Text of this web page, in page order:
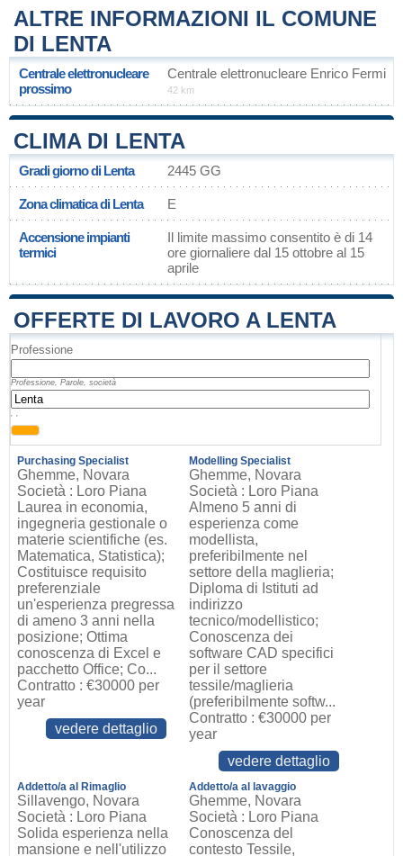
ALTRE INFORMAZIONI IL COMUNE
DI LENTA
Centrale elettronucleare
prossimo
Centrale elettronucleare Enrico Fermi
42 km
CLIMA DI LENTA
Gradi giorno di Lenta 2445 GG
Zona climatica di Lenta E
Accensione impianti
termici
Il limite massimo consentito è di 14
ore giornaliere dal 15 ottobre al 15
aprile
OFFERTE DI LAVORO A LENTA
Professione
Professione, Parole, società
, ,
Purchasing Specialist
Ghemme, Novara
Società : Loro Piana
Laurea in economia,
ingegneria gestionale o
materie scientifiche (es.
Matematica, Statistica);
Costituisce requisito
preferenziale
un'esperienza pregressa
di ameno 3 anni nella
posizione; Ottima
conoscenza di Excel e
pacchetto Office; Co...
Contratto : €30000 per
year
vedere dettaglio
Modelling Specialist
Ghemme, Novara
Società : Loro Piana
Almeno 5 anni di
esperienza come
modellista,
preferibilmente nel
settore della maglieria;
Diploma di Istituti ad
indirizzo
tecnico/modellistico;
Conoscenza dei
software CAD specifici
per il settore
tessile/maglieria
(preferibilmente softw...
Contratto : €30000 per
year
vedere dettaglio
Addetto/a al Rimaglio
Sillavengo, Novara
Società : Loro Piana
Solida esperienza nella
mansione e nell'utilizzo
Addetto/a al lavaggio
Ghemme, Novara
Società : Loro Piana
Conoscenza del
contesto Tessile,